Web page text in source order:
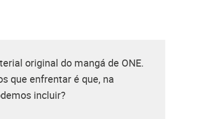
original do mangá de ONE.
que enfrentar é que, na
incluir?